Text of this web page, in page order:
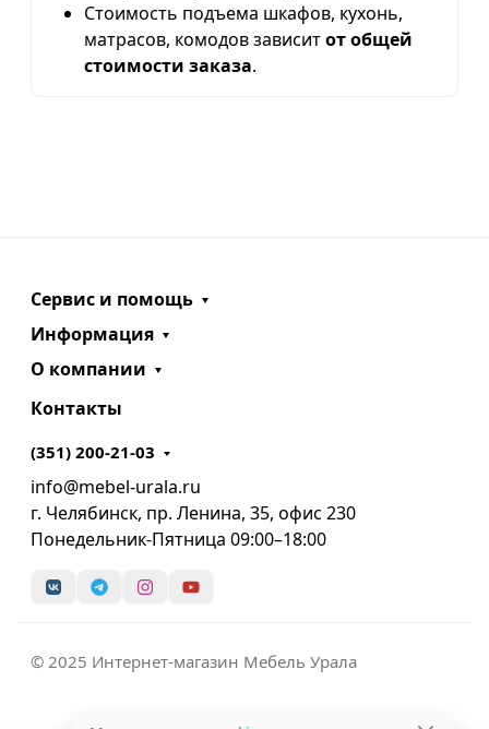
Стоимость подъема шкафов, кухонь,
матрасов, комодов зависитот общей
стоимости заказа.
Сервис и помощь
Информация
О компании
Контакты
(351) 200-21-03
info@mebel-urala.ru
г. Челябинск, пр. Ленина, 35, офис 230
Понедельник-Пятница 09:00–18:00
© 2025 Интернет-магазин Мебель Урала